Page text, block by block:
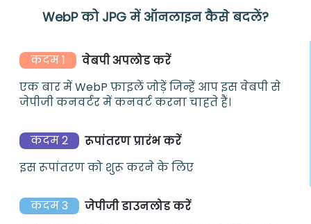
WebP को JPG में ऑनलाइन कैसे बदलें?
कदम 1
वेबपी अपलोड करें
एक बार में WebP फ़ाइलें जोड़ें जिन्हें आप इस वेबपी से
जेपीजी कनवर्टर में कनवर्ट करना चाहते हैं।
कदम 2
रूपांतरण प्रारंभ करें
इस रूपांतरण को शुरू करने के लिए
कदम 3
जेपीजी डाउनलोड करें